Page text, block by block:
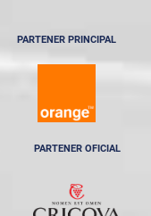
PARTENER PRINCIPAL
PARTENER OFICIAL